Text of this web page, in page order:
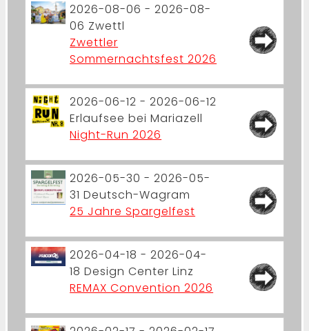
2026-08-06 - 2026-08-
06 Zwettl
Zwettler
Sommernachtsfest 2026
2026-06-12 - 2026-06-12
Erlaufsee bei Mariazell
Night-Run 2026
2026-05-30 - 2026-05-
31 Deutsch-Wagram
25 Jahre Spargelfest
2026-04-18 - 2026-04-
18 Design Center Linz
REMAX Convention 2026